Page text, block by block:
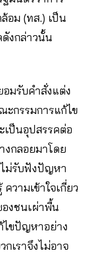
อม (ทส.) เป็น
งกล่าวนั้น
มรับคำสั่งแต่ง
ะกรรมการแก้ไข
ป็นอุปสรรคต่อ
งกลอยมาโดย
ม่รับฟังปัญหา
วามเข้าใจเกี่ยว
งชนเผ่าพื้น
ไขปัญหาอย่าง
เราจึงไม่อาจ